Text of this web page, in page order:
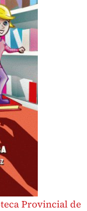
Provincial de